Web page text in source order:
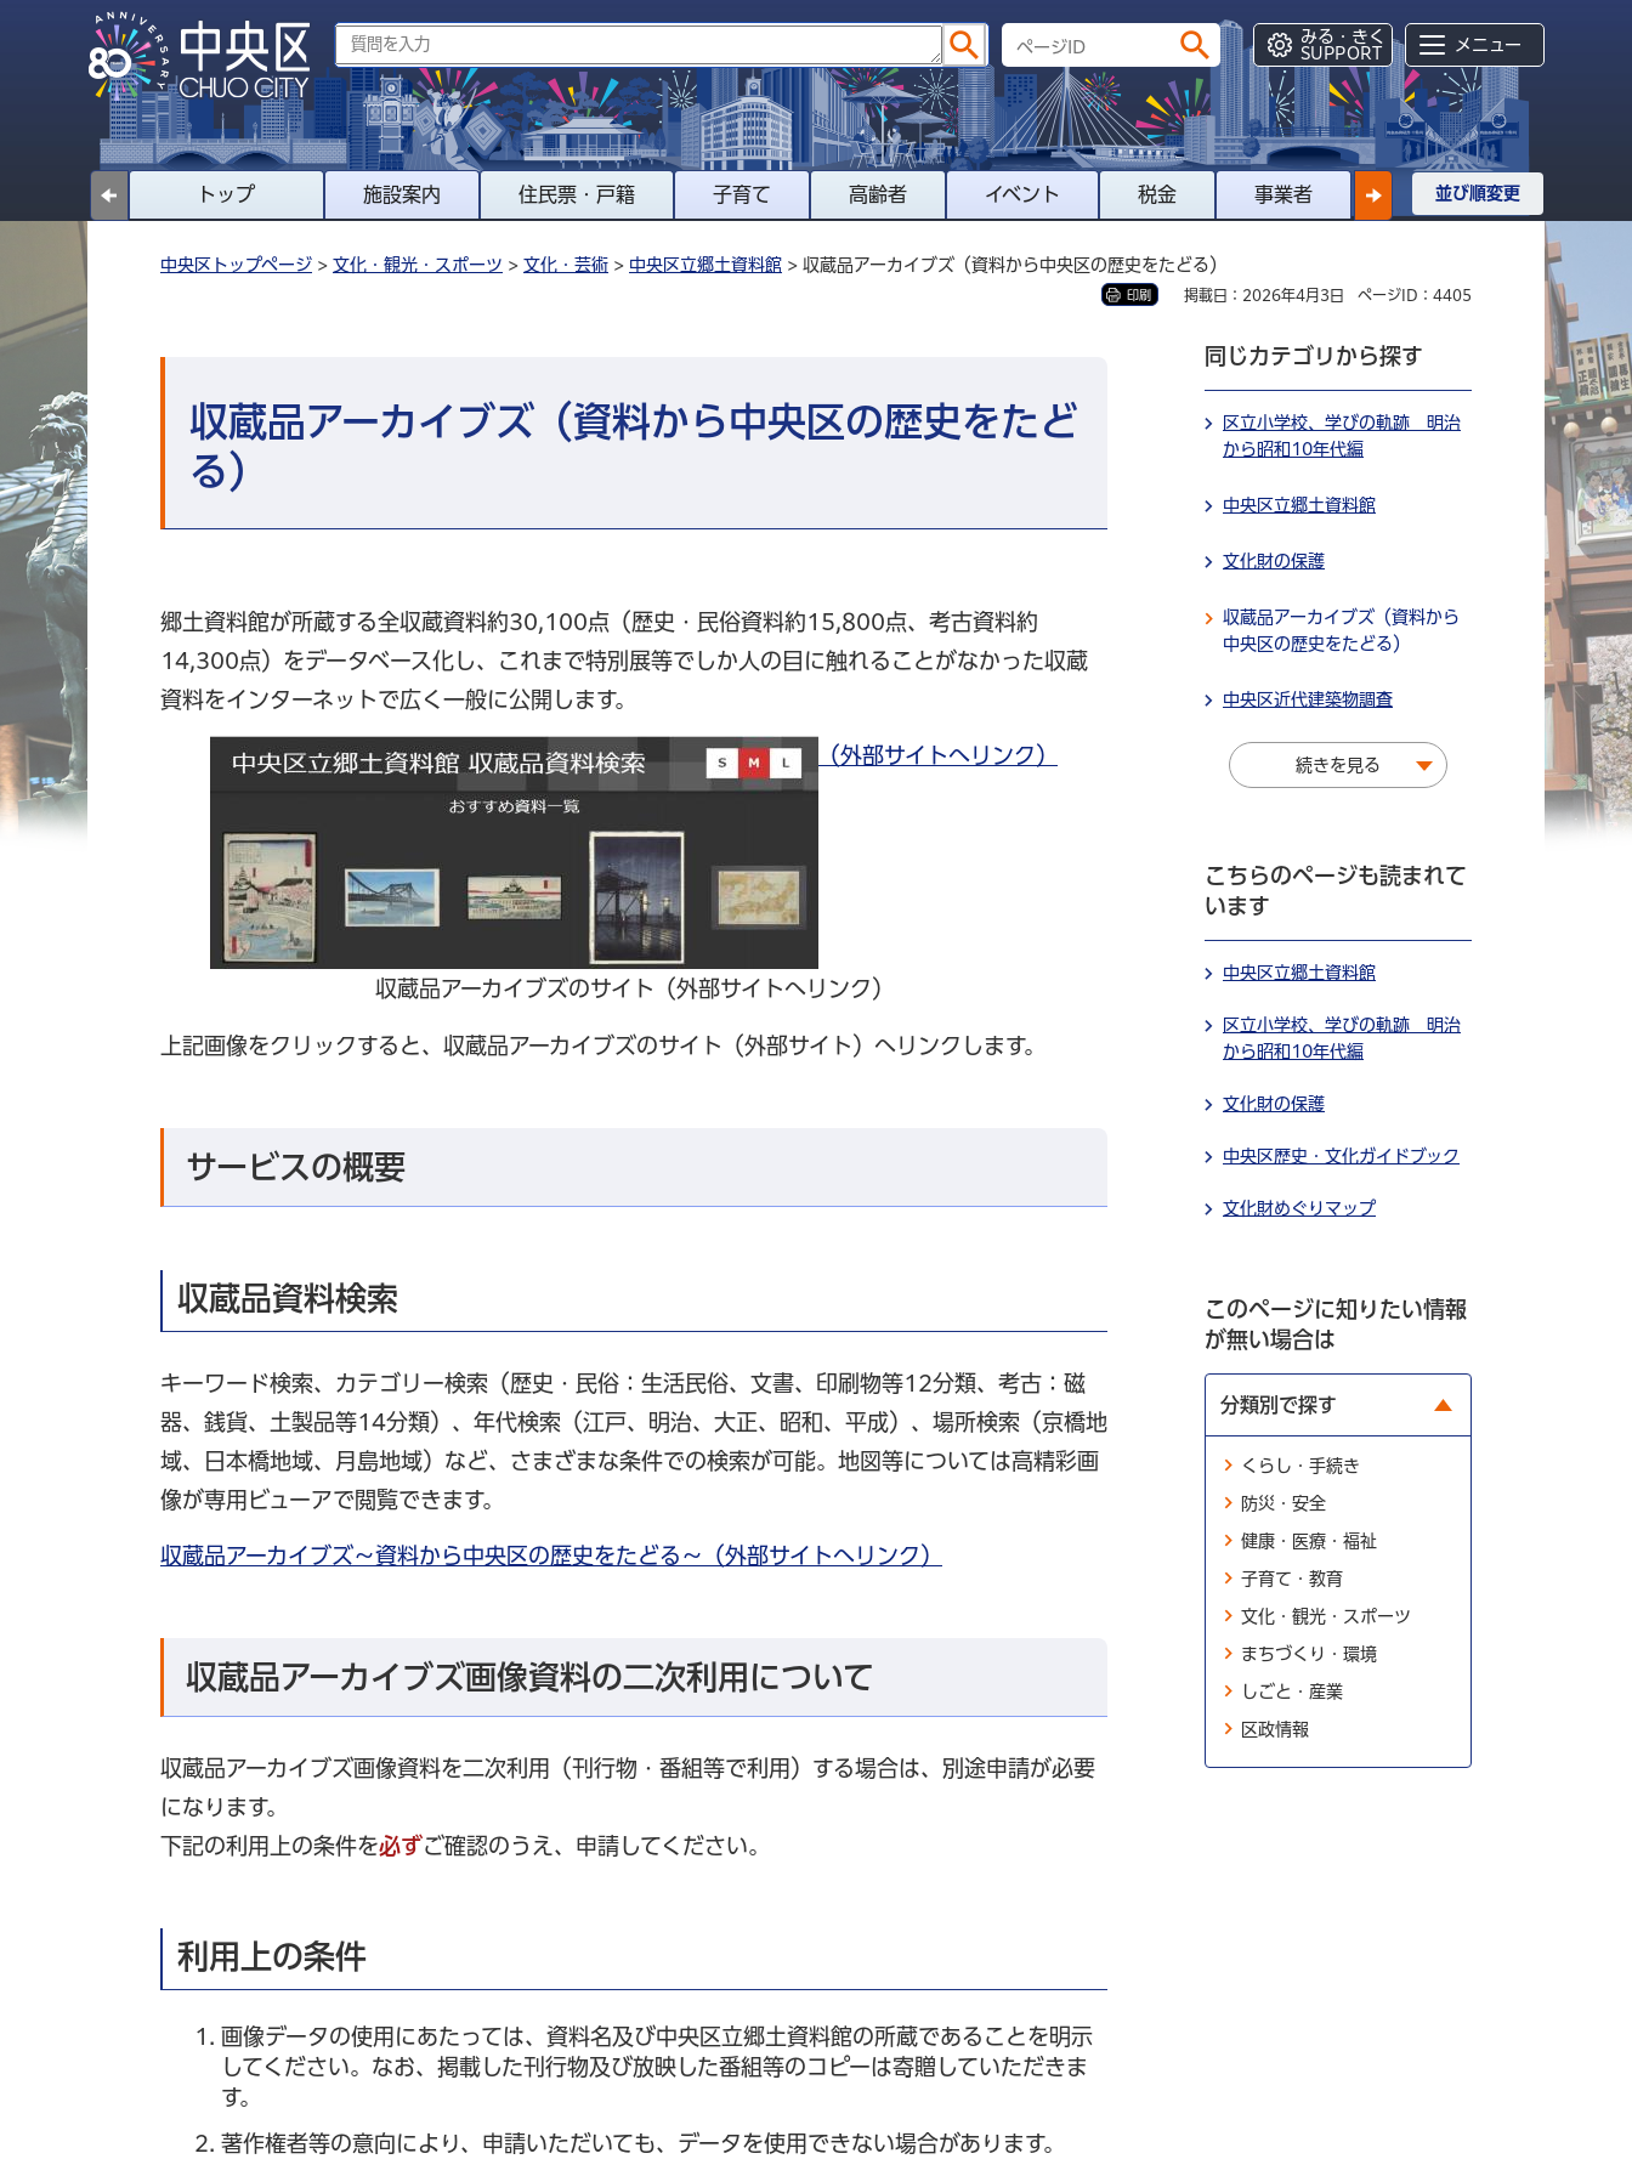
みる・きく
SUPPORT
メニュー
トップ 施設案内 住民票・戸籍 子育て 高齢者 イベント 税金 事業者 並び順変更
中央区トップページ > 文化・観光・スポーツ > 文化・芸術 > 中央区立郷土資料館 > 収蔵品アーカイブズ（資料から中央区の歴史をたどる）
印刷 掲載日：2026年4月3日 ページID：4405
収蔵品アーカイブズ（資料から中央区の歴史をたど
る）
郷土資料館が所蔵する全収蔵資料約30,100点（歴史・民俗資料約15,800点、考古資料約
14,300点）をデータベース化し、これまで特別展等でしか人の目に触れることがなかった収蔵
資料をインターネットで広く一般に公開します。
（外部サイトへリンク）
収蔵品アーカイブズのサイト（外部サイトへリンク）
上記画像をクリックすると、収蔵品アーカイブズのサイト（外部サイト）へリンクします。
サービスの概要
収蔵品資料検索
キーワード検索、カテゴリー検索（歴史・民俗：生活民俗、文書、印刷物等12分類、考古：磁
器、銭貨、土製品等14分類）、年代検索（江戸、明治、大正、昭和、平成）、場所検索（京橋地
域、日本橋地域、月島地域）など、さまざまな条件での検索が可能。地図等については高精彩画
像が専用ビューアで閲覧できます。
収蔵品アーカイブズ～資料から中央区の歴史をたどる～（外部サイトへリンク）
収蔵品アーカイブズ画像資料の二次利用について
収蔵品アーカイブズ画像資料を二次利用（刊行物・番組等で利用）する場合は、別途申請が必要
になります。
下記の利用上の条件を必ずご確認のうえ、申請してください。
利用上の条件
画像データの使用にあたっては、資料名及び中央区立郷土資料館の所蔵であることを明示
してください。なお、掲載した刊行物及び放映した番組等のコピーは寄贈していただきま
す。
著作権者等の意向により、申請いただいても、データを使用できない場合があります。
同じカテゴリから探す
区立小学校、学びの軌跡 明治
から昭和10年代編
中央区立郷土資料館
文化財の保護
収蔵品アーカイブズ（資料から
中央区の歴史をたどる）
中央区近代建築物調査
続きを見る
こちらのページも読まれて
います
中央区立郷土資料館
区立小学校、学びの軌跡 明治
から昭和10年代編
文化財の保護
中央区歴史・文化ガイドブック
文化財めぐりマップ
このページに知りたい情報
が無い場合は
分類別で探す
くらし・手続き
防災・安全
健康・医療・福祉
子育て・教育
文化・観光・スポーツ
まちづくり・環境
しごと・産業
区政情報